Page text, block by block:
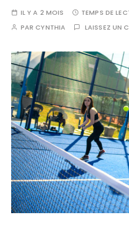
IL Y A 2 MOIS TEMPS DE
PAR CYNTHIA LAISSEZ UN